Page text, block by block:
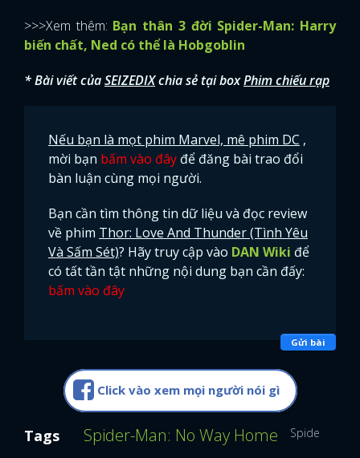
ĐĂNG NHẬP
>>>Xem thêm: Bạn thân 3 đời Spider-Man: Harry
biến chất, Ned có thể là Hobgoblin
* Bài viết củaSEIZEDIXchia sẻ tại boxPhim chiếu rạp
Nếu bạn là mọt phim Marvel, mê phim DC ,
mời bạn bấm vào đây để đăng bài trao đổi
bàn luận cùng mọi người.
Bạn cần tìm thông tin dữ liệu và đọc review
về phim Thor: Love And Thunder (Tình Yêu
Và Sấm Sét)? Hãy truy cập vào DAN Wiki để
có tất tần tật những nội dung bạn cần đấy:
bấm vào đây
Gửi bài
Click vào xem mọi người nói gì
Tags Spider-Man: No Way Home Spider Man